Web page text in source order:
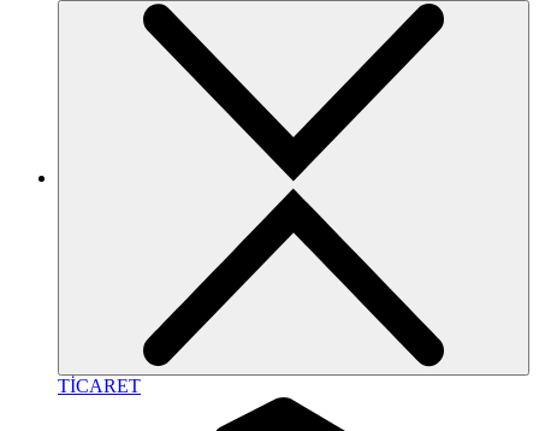
TİCARET